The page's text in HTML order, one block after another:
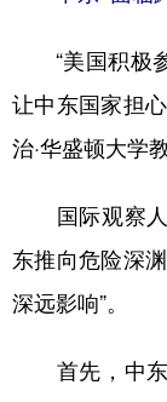
北京
山东
广东
陕西
“美国积极参
让中东国家担
治·华盛顿大学
国际观察人
东推向危险深
深远影响”。
首先，中东